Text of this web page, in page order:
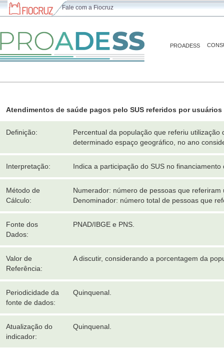
Fale com a Fiocruz
PROADESS
Atendimentos de saúde pagos pelo SUS referidos por usuários
Definição:
Percentual da população que referiu
determinado espaço geográfico, no ano
Interpretação: Indica a participação do SUS no
Método de
Cálculo:
Numerador: número de pessoas que
Denominador: número total de pessoas que
Fonte dos
Dados:
PNAD/IBGE e PNS.
Valor de
Referência:
A discutir, considerando a porcentagem da
Periodicidade da
fonte de dados:
Quinquenal.
Atualização do
indicador:
Quinquenal.